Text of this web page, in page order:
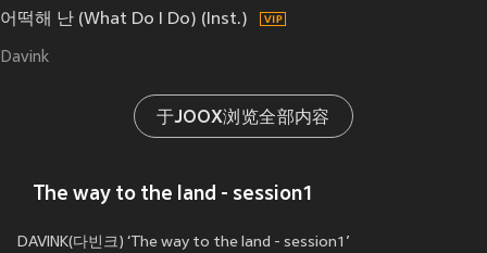
어떡해 난 (What Do I Do) (Inst.)
Davink
于JOOX浏览全部内容
The way to the land - session1
DAVINK(다빈크) ‘The way to the land - session1’